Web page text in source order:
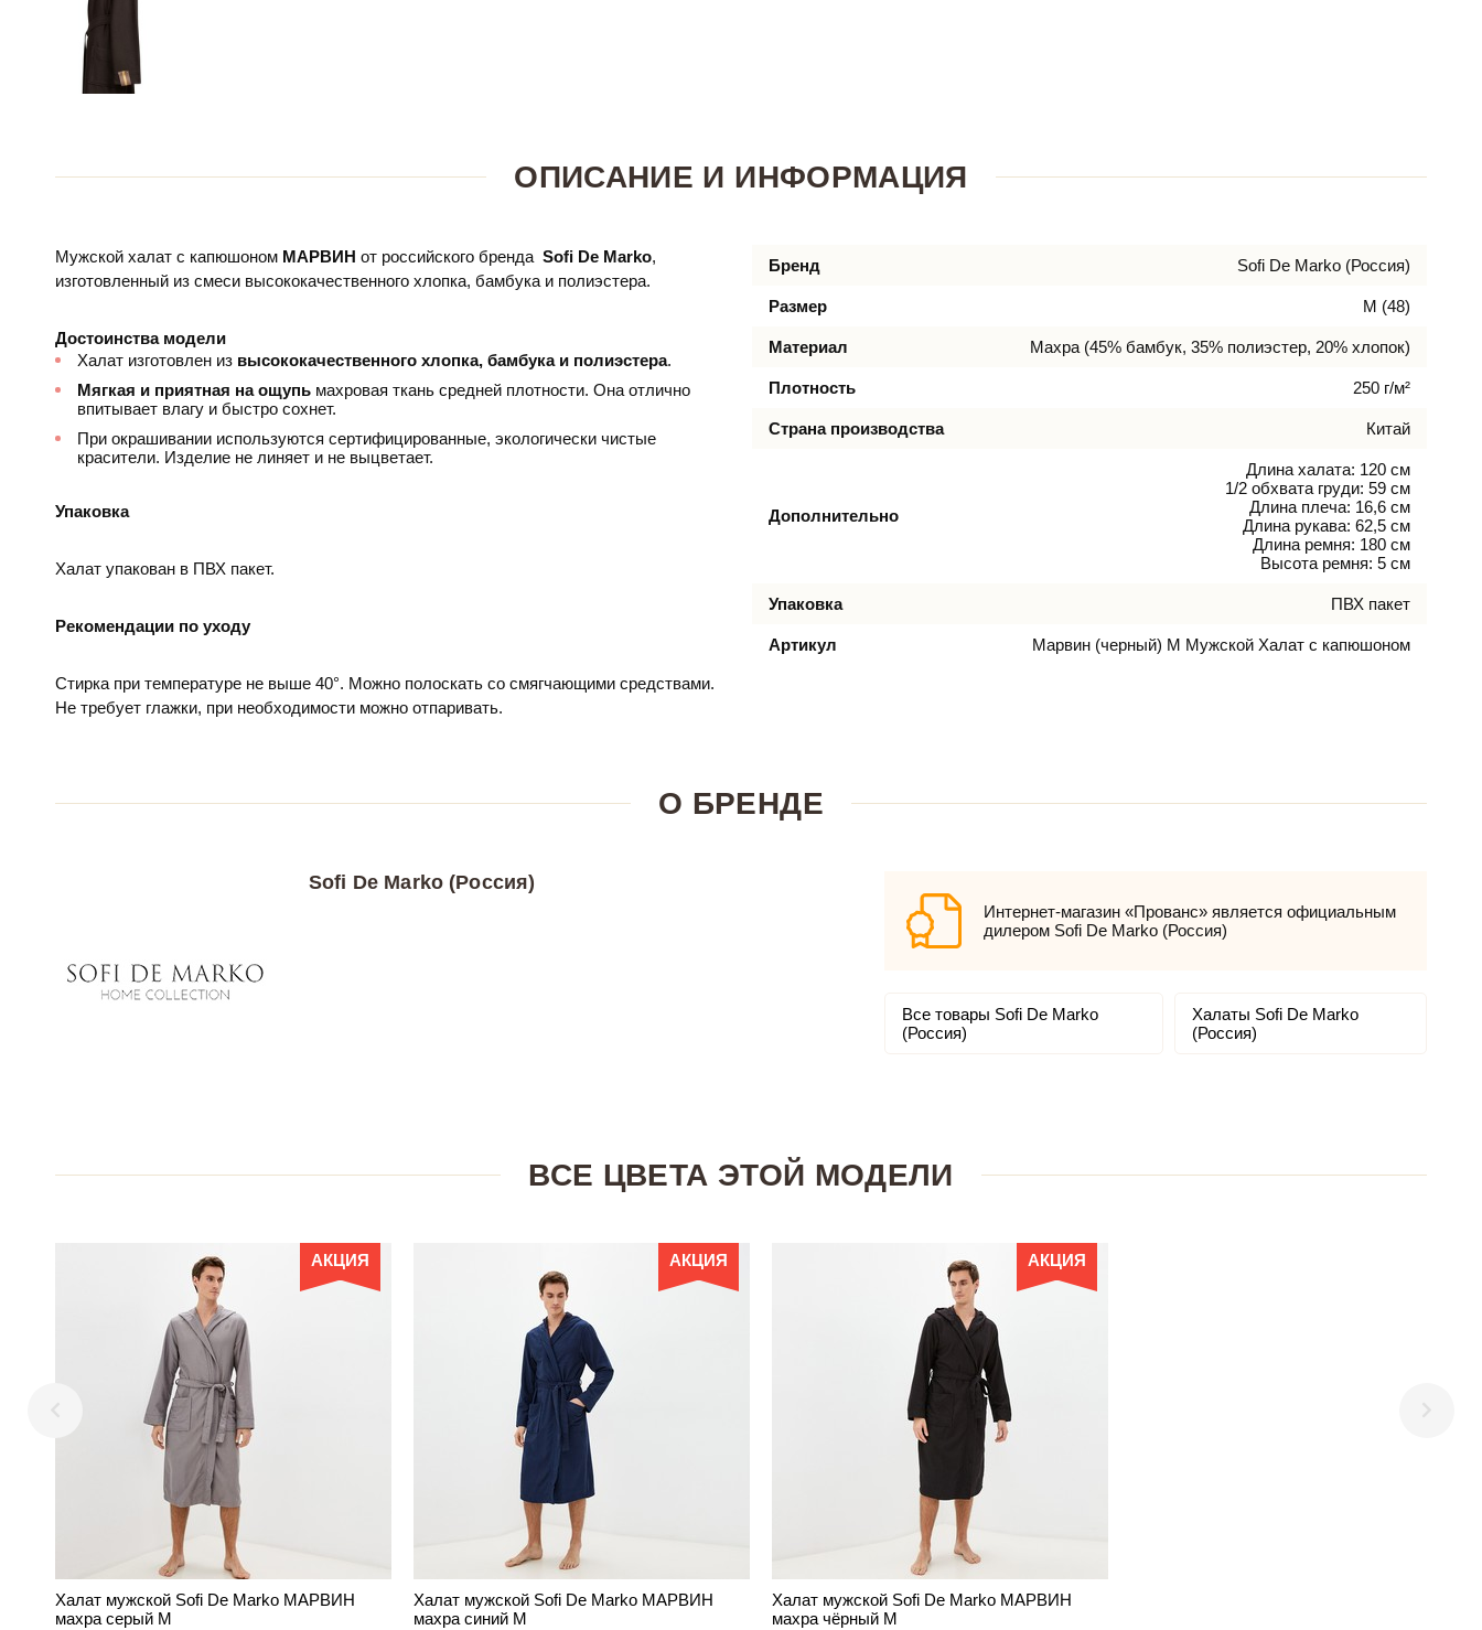
ОПИСАНИЕ И ИНФОРМАЦИЯ
Мужской халат с капюшоном МАРВИН от российского бренда Sofi De Marko,
изготовленный из смеси высококачественного хлопка, бамбука и полиэстера.
Достоинства модели
Халат изготовлен из высококачественного хлопка, бамбука и полиэстера.
Мягкая и приятная на ощупь махровая ткань средней плотности. Она отлично
впитывает влагу и быстро сохнет.
При окрашивании используются сертифицированные, экологически чистые
красители. Изделие не линяет и не выцветает.
Упаковка
Халат упакован в ПВХ пакет.
Рекомендации по уходу
Стирка при температуре не выше 40°. Можно полоскать со смягчающими средствами.
Не требует глажки, при необходимости можно отпаривать.
Бренд Sofi De Marko (Россия)
Размер M (48)
Материал Махра (45% бамбук, 35% полиэстер, 20% хлопок)
Плотность 250 г/м²
Страна производства Китай
Дополнительно
Длина халата: 120 см
1/2 обхвата груди: 59 см
Длина плеча: 16,6 см
Длина рукава: 62,5 см
Длина ремня: 180 см
Высота ремня: 5 см
Упаковка ПВХ пакет
Артикул Марвин (черный) М Мужской Халат с капюшоном
О БРЕНДЕ
Sofi De Marko (Россия)
Интернет-магазин «Прованс» является официальным
дилером Sofi De Marko (Россия)
Все товары Sofi De Marko
(Россия)
Халаты Sofi De Marko
(Россия)
ВСЕ ЦВЕТА ЭТОЙ МОДЕЛИ
АКЦИЯ
Халат мужской Sofi De Marko МАРВИН
махра серый M
АКЦИЯ
Халат мужской Sofi De Marko МАРВИН
махра синий M
АКЦИЯ
Халат мужской Sofi De Marko МАРВИН
махра чёрный M